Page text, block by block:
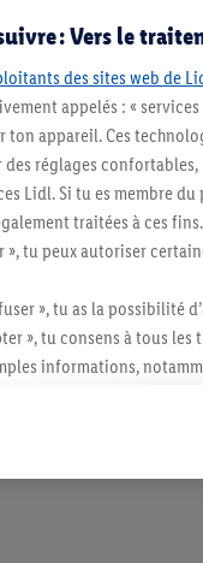
à des quantités
Ill. semblables.
: Vers le
des sites web de
appelés : «
ton appareil. Ces
réglages
Lidl. Si tu es membre
traitées à ces fins.
», tu peux autoriser
», tu as la possibilité
», tu consens à tous
informations,